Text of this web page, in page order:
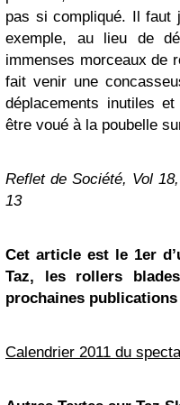
pas si compliqué. Il faut
exemple, au lieu de
immenses morceaux de
fait venir une
déplacements inutiles
être voué à la poubelle
Reflet de Société, Vol
13
Cet article est le 1er
Taz, les rollers
prochaines
Calendrier 2011 du